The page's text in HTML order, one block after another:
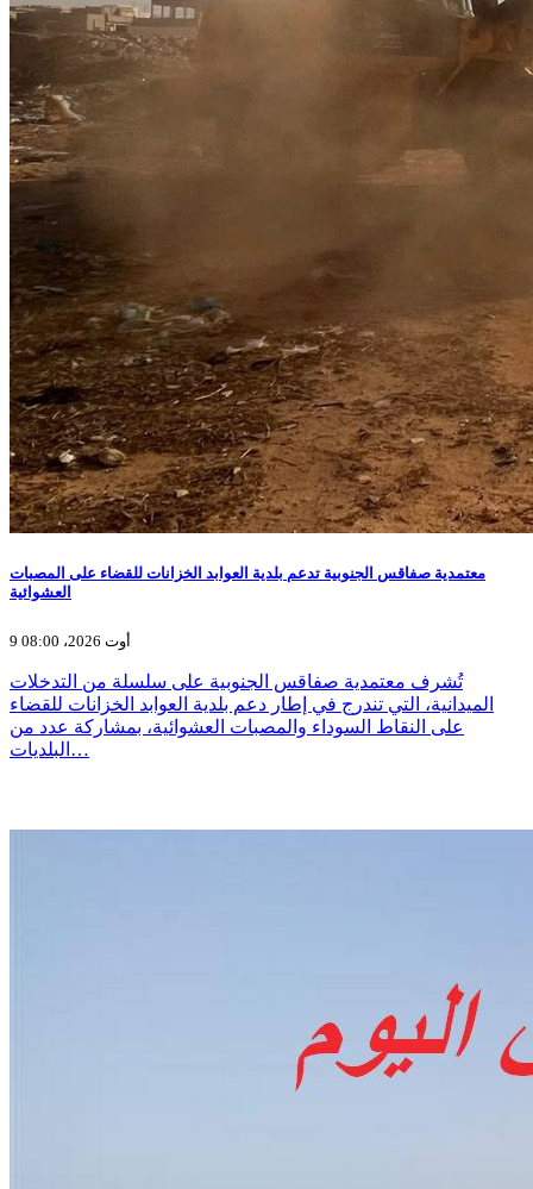
معتمدية صفاقس الجنوبية تدعم بلدية العوابد الخزانات للقضاء على المصبات
العشوائية
9 أوت 2026، 08:00
تُشرف معتمدية صفاقس الجنوبية على سلسلة من التدخلات
الميدانية، التي تندرج في إطار دعم بلدية العوابد الخزانات للقضاء
على النقاط السوداء والمصبات العشوائية، بمشاركة عدد من
البلديات…